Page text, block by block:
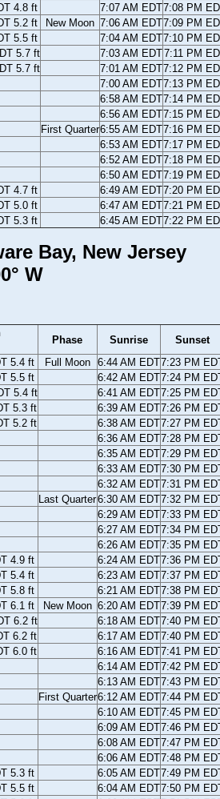
4.8 ft 7:07 AM EDT7:08 PM
5.2 ft New Moon 7:06 AM EDT7:09 PM
5.5 ft 7:04 AM EDT7:10 PM
5.7 ft 7:03 AM EDT7:11 PM
5.7 ft 7:01 AM EDT7:12 PM
7:00 AM EDT7:13 PM
6:58 AM EDT7:14 PM
6:56 AM EDT7:15 PM
First Quarter6:55 AM EDT7:16 PM
6:53 AM EDT7:17 PM
6:52 AM EDT7:18 PM
6:50 AM EDT7:19 PM
4.7 ft 6:49 AM EDT7:20 PM
5.0 ft 6:47 AM EDT7:21 PM
5.3 ft 6:45 AM EDT7:22 PM
Bay, New Jersey
W
Phase Sunrise Sunset
5.4 ft Full Moon 6:44 AM EDT7:23 PM
5.5 ft 6:42 AM EDT7:24 PM
5.4 ft 6:41 AM EDT7:25 PM
5.3 ft 6:39 AM EDT7:26 PM
5.2 ft 6:38 AM EDT7:27 PM
6:36 AM EDT7:28 PM
6:35 AM EDT7:29 PM
6:33 AM EDT7:30 PM
6:32 AM EDT7:31 PM
Last Quarter6:30 AM EDT7:32 PM
6:29 AM EDT7:33 PM
6:27 AM EDT7:34 PM
6:26 AM EDT7:35 PM
4.9 ft 6:24 AM EDT7:36 PM
5.4 ft 6:23 AM EDT7:37 PM
5.8 ft 6:21 AM EDT7:38 PM
6.1 ft New Moon 6:20 AM EDT7:39 PM
6.2 ft 6:18 AM EDT7:40 PM
6.2 ft 6:17 AM EDT7:40 PM
6.0 ft 6:16 AM EDT7:41 PM
6:14 AM EDT7:42 PM
6:13 AM EDT7:43 PM
First Quarter6:12 AM EDT7:44 PM
6:10 AM EDT7:45 PM
6:09 AM EDT7:46 PM
6:08 AM EDT7:47 PM
6:06 AM EDT7:48 PM
5.3 ft 6:05 AM EDT7:49 PM
5.5 ft 6:04 AM EDT7:50 PM